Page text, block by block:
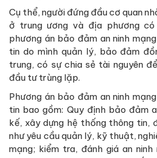
Cụ thể, người đứng đầu cơ quan
ở trung ương và địa phương
phương án bảo đảm an ninh
tin do mình quản lý, bảo đảm
trung, có sự chia sẻ tài nguyên
đầu tư trùng lặp.
Phương án bảo đảm an ninh
tin bao gồm: Quy định bảo đảm
kế, xây dựng hệ thống thông tin,
như yêu cầu quản lý, kỹ thuật,
mạng; kiểm tra, đánh giá an